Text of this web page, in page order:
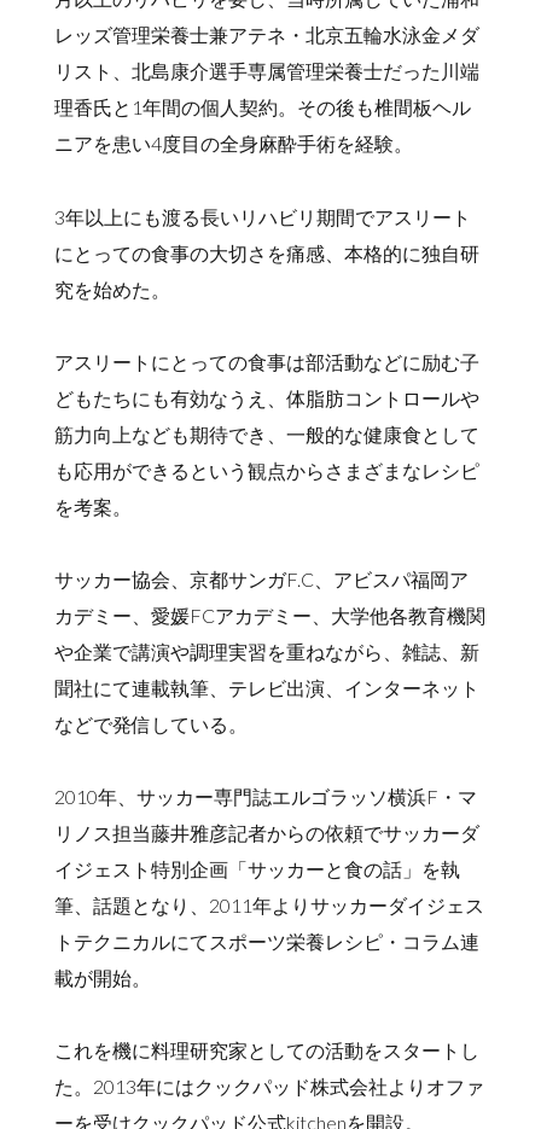
レッズ管理栄養士兼アテネ・北京五輪水泳金メダ
リスト、北島康介選手専属管理栄養士だった川端
理香氏と1年間の個人契約。その後も椎間板ヘル
ニアを患い4度目の全身麻酔手術を経験。
3年以上にも渡る長いリハビリ期間でアスリート
にとっての食事の大切さを痛感、本格的に独自研
究を始めた。
アスリートにとっての食事は部活動などに励む子
どもたちにも有効なうえ、体脂肪コントロールや
筋力向上なども期待でき、一般的な健康食として
も応用ができるという観点からさまざまなレシピ
を考案。
サッカー協会、京都サンガF.C、アビスパ福岡ア
カデミー、愛媛FCアカデミー、大学他各教育機関
や企業で講演や調理実習を重ねながら、雑誌、新
聞社にて連載執筆、テレビ出演、インターネット
などで発信している。
2010年、サッカー専門誌エルゴラッソ横浜F・マ
リノス担当藤井雅彦記者からの依頼でサッカーダ
イジェスト特別企画「サッカーと食の話」を執
筆、話題となり、2011年よりサッカーダイジェス
トテクニカルにてスポーツ栄養レシピ・コラム連
載が開始。
これを機に料理研究家としての活動をスタートし
た。2013年にはクックパッド株式会社よりオファ
ーを受けクックパッド公式kitchenを開設。